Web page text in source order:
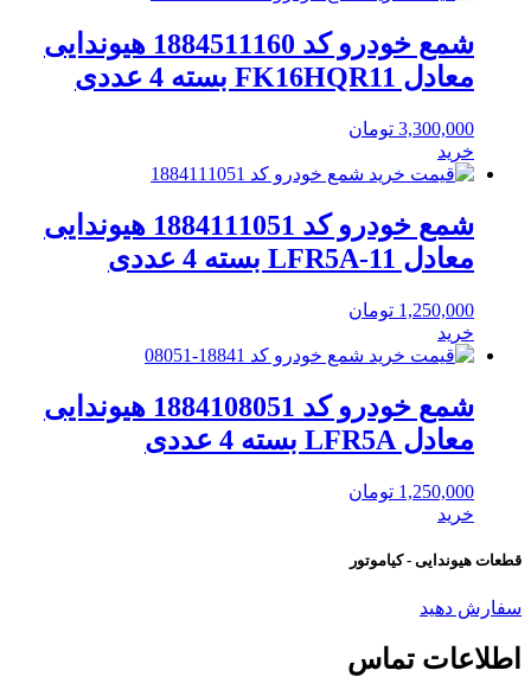
شمع خودرو کد 1884511160 هیوندایی
معادل FK16HQR11 بسته 4 عددی
3,300,000 تومان
خرید
شمع خودرو کد 1884111051 هیوندایی
معادل LFR5A-11 بسته 4 عددی
1,250,000 تومان
خرید
شمع خودرو کد 1884108051 هیوندایی
معادل LFR5A بسته 4 عددی
1,250,000 تومان
خرید
قطعات هیوندایی - کیاموتور
سفارش دهید
اطلاعات تماس